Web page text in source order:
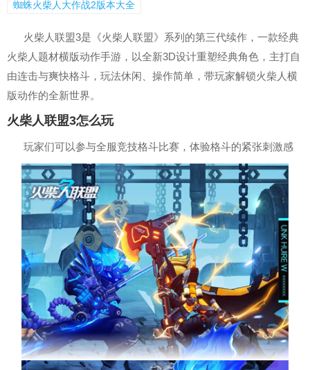
蜘蛛火柴人大作战2版本大全
火柴人联盟3是《火柴人联盟》系列的第三代续作，一款经典
火柴人题材横版动作手游，以全新3D设计重塑经典角色，主打自
由连击与爽快格斗，玩法休闲、操作简单，带玩家解锁火柴人横
版动作的全新世界。
火柴人联盟3怎么玩
玩家们可以参与全服竞技格斗比赛，体验格斗的紧张刺激感